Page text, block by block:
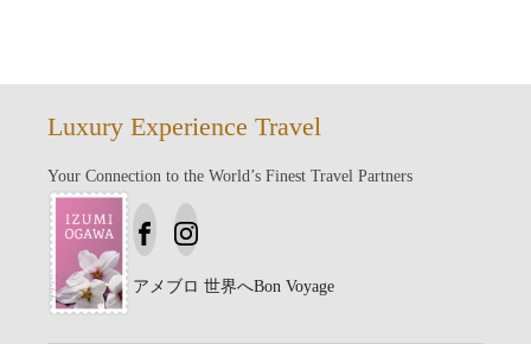
Luxury Experience Travel
Your Connection to the World’s Finest Travel Partners
アメブロ 世界へBon Voyage